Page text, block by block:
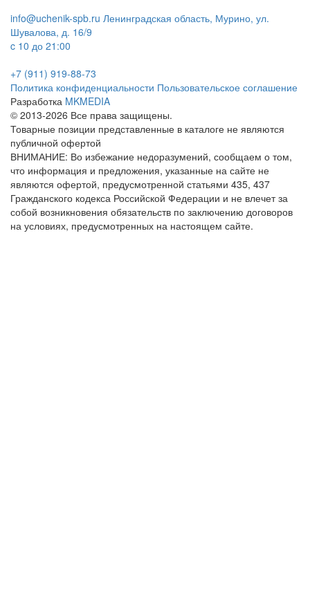
info@uchenik-spb.ru Ленинградская область, Мурино, ул.
Шувалова, д. 16/9
c 10 до 21:00
+7 (911) 919-88-73
Политика конфиденциальности Пользовательское соглашение
Разработка MKMEDIA
© 2013-2026 Все права защищены.
Товарные позиции представленные в каталоге не являются
публичной офертой
ВНИМАНИЕ: Во избежание недоразумений, сообщаем о том,
что информация и предложения, указанные на сайте не
являются офертой, предусмотренной статьями 435, 437
Гражданского кодекса Российской Федерации и не влечет за
собой возникновения обязательств по заключению договоров
на условиях, предусмотренных на настоящем сайте.